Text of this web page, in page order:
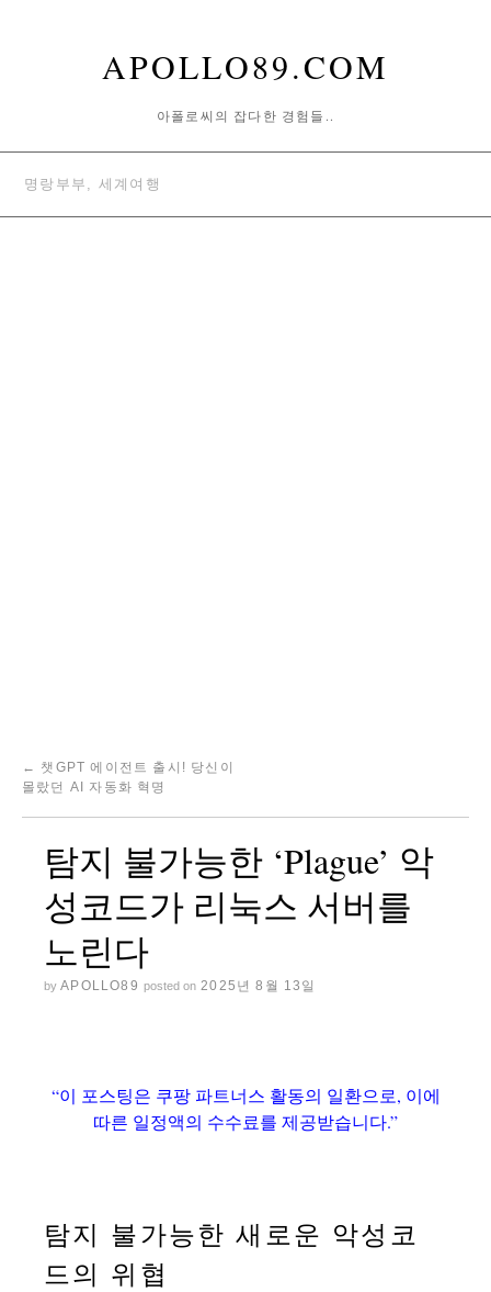
APOLLO89.COM
아폴로씨의 잡다한 경험들..
명랑부부, 세계여행
← 챗GPT 에이전트 출시! 당신이
몰랐던 AI 자동화 혁명
탐지 불가능한 ‘Plague’ 악
성코드가 리눅스 서버를
노린다
by APOLLO89 posted on 2025년 8월 13일
“이 포스팅은 쿠팡 파트너스 활동의 일환으로, 이에
따른 일정액의 수수료를 제공받습니다.”
탐지 불가능한 새로운 악성코
드의 위협